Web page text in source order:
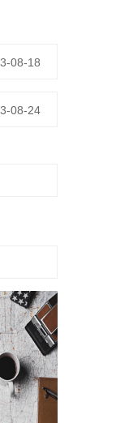
08-18
08-24